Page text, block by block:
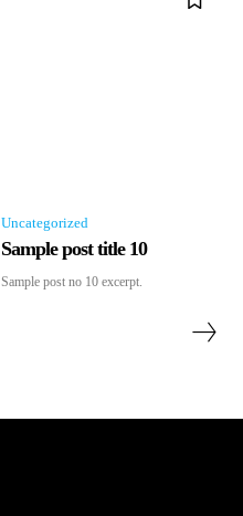
Uncategorized
Sample post title 10
Sample post no 10 excerpt.